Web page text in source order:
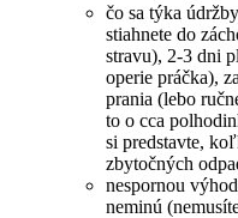
čo sa týka
stiahnete do
stravu), 2-3 dni
operie práčka),
prania (lebo
to o cca
si predstavte,
zbytočných
nespornou
neminú